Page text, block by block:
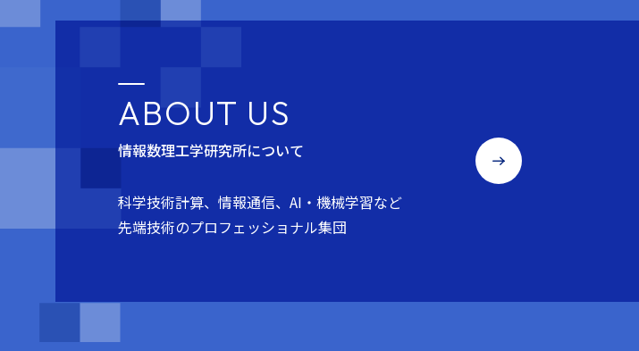
ABOUT US
情報数理工学研究所について
科学技術計算、情報通信、AI・機械学習など
先端技術のプロフェッショナル集団